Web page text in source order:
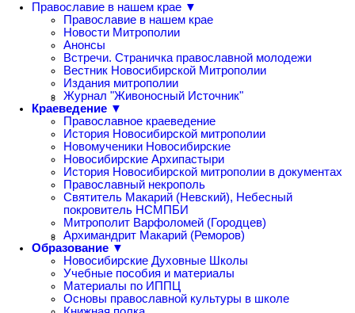
Православие в нашем крае ▼
Православие в нашем крае
Новости Митрополии
Анонсы
Встречи. Страничка православной молодежи
Вестник Новосибирской Митрополии
Издания митрополии
Журнал "Живоносный Источник"
Краеведение ▼
Православное краеведение
История Новосибирской митрополии
Новомученики Новосибирские
Новосибирские Архипастыри
История Новосибирской митрополии в документах
Православный некрополь
Святитель Макарий (Невский), Небесный
покровитель НСМПБИ
Митрополит Варфоломей (Городцев)
Архимандрит Макарий (Реморов)
Образование ▼
Новосибирские Духовные Школы
Учебные пособия и материалы
Материалы по ИППЦ
Основы православной культуры в школе